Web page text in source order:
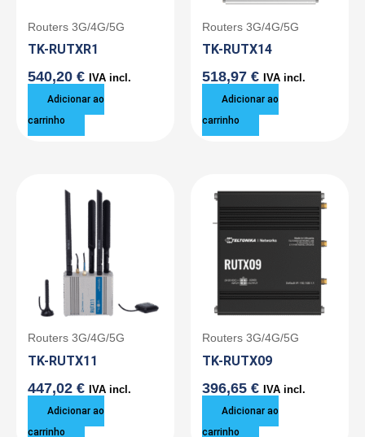
Routers 3G/4G/5G
TK-RUTXR1
540,20 € IVA incl.
Adicionar ao
carrinho
Routers 3G/4G/5G
TK-RUTX14
518,97 € IVA incl.
Adicionar ao
carrinho
Routers 3G/4G/5G
TK-RUTX11
447,02 € IVA incl.
Adicionar ao
carrinho
Routers 3G/4G/5G
TK-RUTX09
396,65 € IVA incl.
Adicionar ao
carrinho